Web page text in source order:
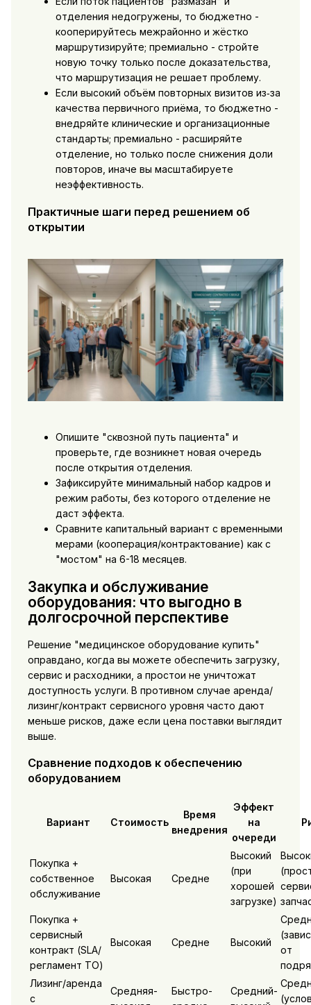
отделения недогружены, то бюджетно -
кооперируйтесь межрайонно и жёстко
маршрутизируйте; премиально - стройте
новую точку только после доказательства,
что маршрутизация не решает проблему.
Если высокий объём повторных визитов из‑за
качества первичного приёма, то бюджетно -
внедряйте клинические и организационные
стандарты; премиально - расширяйте
отделение, но только после снижения доли
повторов, иначе вы масштабируете
неэффективность.
Практичные шаги перед решением об
открытии
Опишите "сквозной путь пациента" и
проверьте, где возникнет новая очередь
после открытия отделения.
Зафиксируйте минимальный набор кадров и
режим работы, без которого отделение не
даст эффекта.
Сравните капитальный вариант с временными
мерами (кооперация/контрактование) как с
"мостом" на 6-18 месяцев.
Закупка и обслуживание
оборудования: что выгодно в
долгосрочной перспективе
Решение "медицинское оборудование купить"
оправдано, когда вы можете обеспечить загрузку,
сервис и расходники, а простои не уничтожат
доступность услуги. В противном случае аренда/
лизинг/контракт сервисного уровня часто дают
меньше рисков, даже если цена поставки выглядит
выше.
Сравнение подходов к обеспечению
оборудованием
Вариант Стоимость
Время
внедрения
Эффект
на
очереди
Покупка +
собственное
обслуживание
Высокая Средне
Высокий
(при
хорошей
загрузке)
Покупка +
сервисный
контракт (SLA/
регламент ТО)
Высокая Средне Высокий
от
Лизинг/аренда
с
Средняя-
Быстро-
Средний-